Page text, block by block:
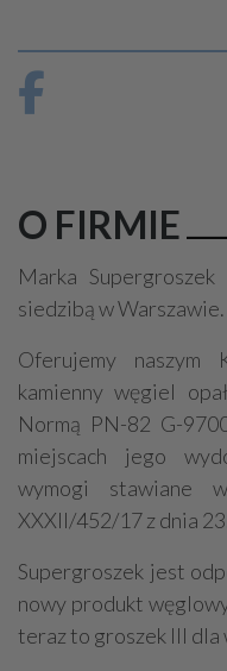
O FIRMIE
Marka
siedzibą w Warszawie.
Oferujemy naszym
kamienny węgiel
Normą PN-82 G-
miejscach jego
wymogi stawiane
XXXII/452/17 z dnia
Supergroszek jest
nowy produkt
teraz to groszek III dla